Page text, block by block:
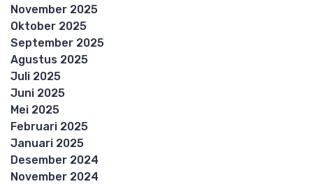
November 2025
Oktober 2025
September 2025
Agustus 2025
Juli 2025
Juni 2025
Mei 2025
Februari 2025
Januari 2025
Desember 2024
November 2024